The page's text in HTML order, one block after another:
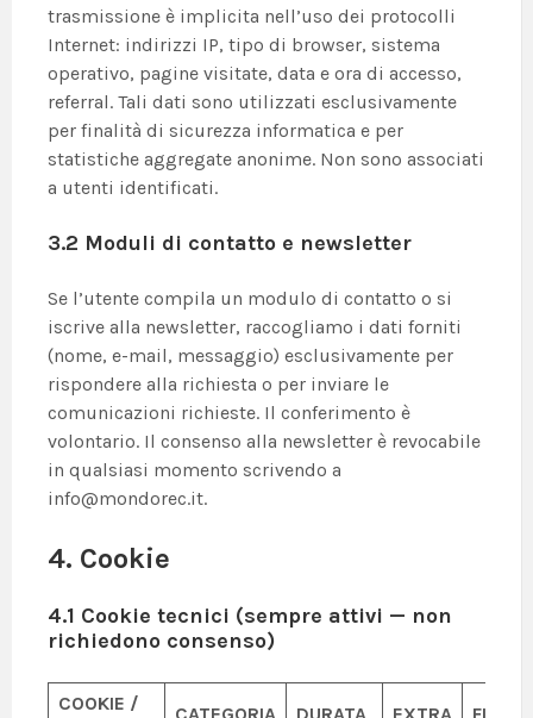
trasmissione è implicita nell’uso dei protocolli
Internet: indirizzi IP, tipo di browser, sistema
operativo, pagine visitate, data e ora di accesso,
referral. Tali dati sono utilizzati esclusivamente
per finalità di sicurezza informatica e per
statistiche aggregate anonime. Non sono associati
a utenti identificati.
3.2 Moduli di contatto e newsletter
Se l’utente compila un modulo di contatto o si
iscrive alla newsletter, raccogliamo i dati forniti
(nome, e-mail, messaggio) esclusivamente per
rispondere alla richiesta o per inviare le
comunicazioni richieste. Il conferimento è
volontario. Il consenso alla newsletter è revocabile
in qualsiasi momento scrivendo a
info@mondorec.it.
4. Cookie
4.1 Cookie tecnici (sempre attivi — non
richiedono consenso)
COOKIE /